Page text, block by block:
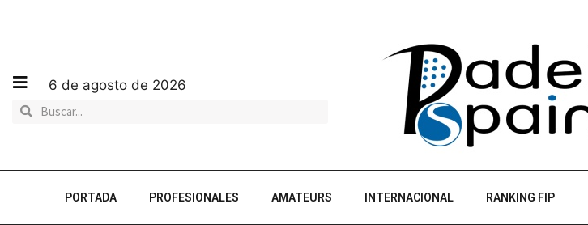
6 de agosto de 2026
PORTADA PROFESIONALES AMATEURS INTERNACIONAL RANKING FIP